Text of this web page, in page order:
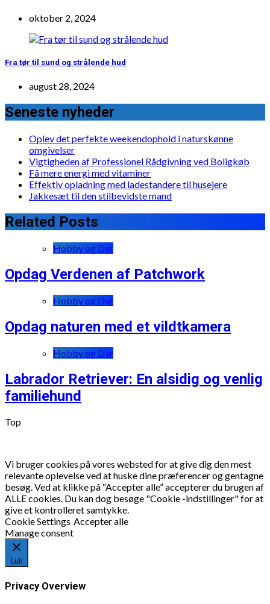
oktober 2, 2024
Fra tør til sund og strålende hud
august 28, 2024
Seneste nyheder
Oplev det perfekte weekendophold i naturskønne
omgivelser
Vigtigheden af Professionel Rådgivning ved Boligkøb
Få mere energi med vitaminer
Effektiv opladning med ladestandere til husejere
Jakkesæt til den stilbevidste mand
Related Posts
Hobby og Dyr
Opdag Verdenen af Patchwork
Hobby og Dyr
Opdag naturen med et vildtkamera
Hobby og Dyr
Labrador Retriever: En alsidig og venlig
familiehund
Top
Vi bruger cookies på vores websted for at give dig den mest
relevante oplevelse ved at huske dine præferencer og gentagne
besøg. Ved at klikke på “Accepter alle” accepterer du brugen af
ALLE cookies. Du kan dog besøge "Cookie -indstillinger" for at
give et kontrolleret samtykke.
Cookie Settings Accepter alle
Manage consent
Luk
Privacy Overview